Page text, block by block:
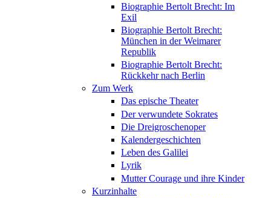
Biographie Bertolt Brecht: Im
Exil
Biographie Bertolt Brecht:
München in der Weimarer
Republik
Biographie Bertolt Brecht:
Rückkehr nach Berlin
Zum Werk
Das epische Theater
Der verwundete Sokrates
Die Dreigroschenoper
Kalendergeschichten
Leben des Galilei
Lyrik
Mutter Courage und ihre Kinder
Kurzinhalte